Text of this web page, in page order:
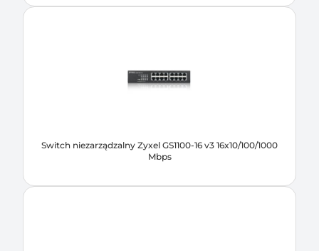
Switch niezarządzalny Zyxel GS1100-16 v3 16x10/100/1000
Mbps